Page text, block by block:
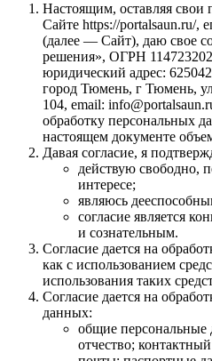
Настоящим, оставляя свои
Сайте https://portalsaun.ru/,
(далее — Сайт), даю свое
решения», ОГРН
юридический адрес:
город Тюмень, г Тюмень,
104, email:
обработку персональных
настоящем документе
Давая согласие, я
действую свободно,
интересе;
являюсь
согласие является
и сознательным.
Согласие дается на
как с использованием
использования таких
Согласие дается на
данных:
общие
отчество;